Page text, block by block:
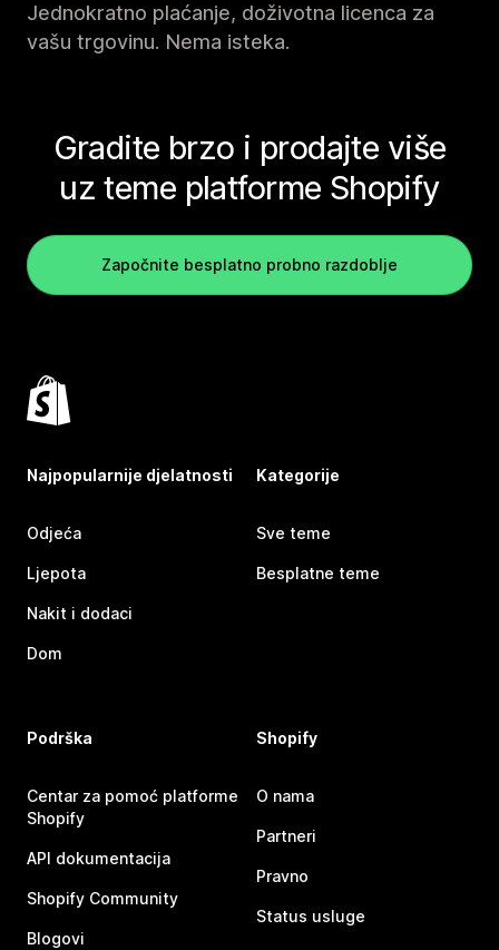
Jednokratno plaćanje, doživotna licenca za
vašu trgovinu. Nema isteka.
Gradite brzo i prodajte više
uz teme platforme Shopify
Započnite besplatno probno razdoblje
Najpopularnije djelatnosti
Odjeća
Ljepota
Nakit i dodaci
Dom
Kategorije
Sve teme
Besplatne teme
Podrška
Centar za pomoć platforme
Shopify
API dokumentacija
Shopify Community
Blogovi
Shopify
O nama
Partneri
Pravno
Status usluge